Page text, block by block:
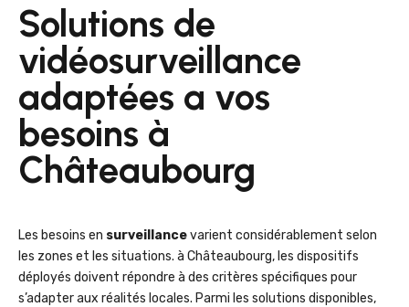
Solutions de
vidéosurveillance
adaptées a vos
besoins à
Châteaubourg
Les besoins en surveillancevarient considérablement selon
les zones et les situations. à Châteaubourg, les dispositifs
déployés doivent répondre à des critères spécifiques pour
s’adapter aux réalités locales. Parmi les solutions disponibles,